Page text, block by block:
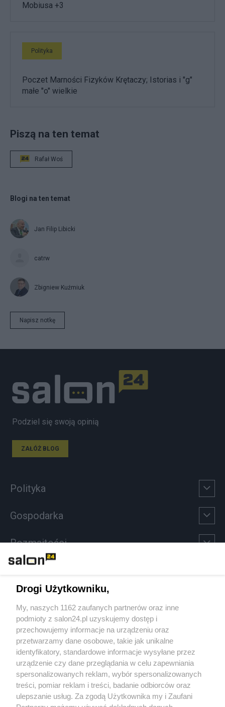
Mobiusa +3
Polityka
Poczet Marności Fizyków Krętaczy; Istorias i "g"
małe "o" wielkie
Piszą na ten temat
Rafał Woś
Blogi na ten temat
Jan Filip Libicki
catrw
Zbigniew Kuźmiuk
Napisz notkę
Podziel się swoją opinią
ZAŁÓŻ BLOG
Polityka
Gospodarka
Rozmaitości
Sport
Społeczeństwo
Kultura
X Facebook Instagram Youtube
Drogi Użytkowniku,
My, naszych 1162 zaufanych partnerów oraz inne
podmioty z salon24.pl uzyskujemy dostęp i
przechowujemy informacje na urządzeniu oraz
przetwarzamy dane osobowe, takie jak unikalne
identyfikatory, standardowe informacje wysyłane przez
urządzenie czy dane przeglądania w celu zapewniania
spersonalizowanych reklam, wybór spersonalizowanych
treści, pomiar reklam i treści, badanie odbiorców oraz
ulepszanie usług. Za zgodą Użytkownika my i Zaufani